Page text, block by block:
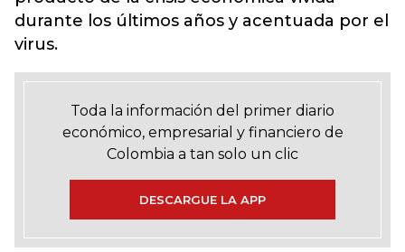
durante los últimos años y acentuada por el
virus.
Toda la información del primer diario
económico, empresarial y financiero de
Colombia a tan solo un clic
DESCARGUE LA APP